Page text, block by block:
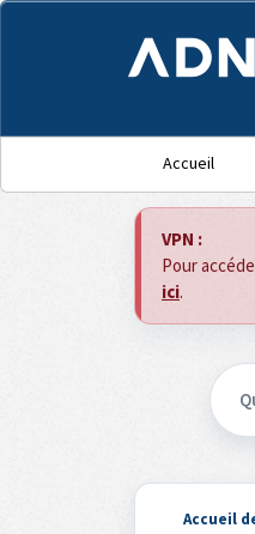
Panneau de gestion des cookies
Accueil
VPN :
Pour
ici.
Accueil